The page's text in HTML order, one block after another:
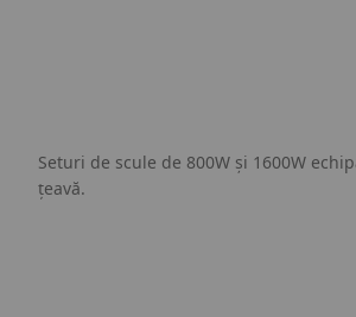
Seturi de scule de 800W și 1600W
țeavă.